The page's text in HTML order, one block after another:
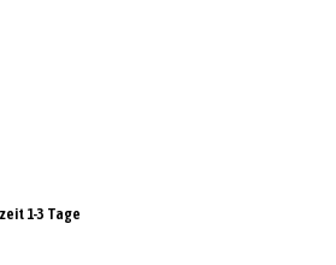
1-3 Tage